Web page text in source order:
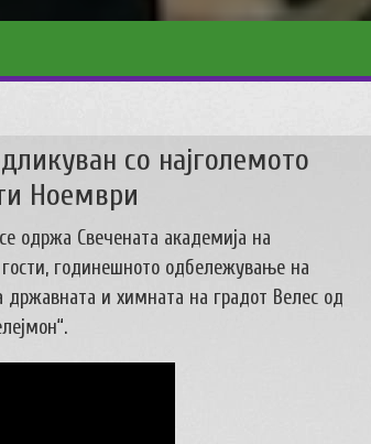
со најголемото
Ноември
одржа Свечената академија на
гости, годинешното одбележување на
државната и химната на градот Велес од